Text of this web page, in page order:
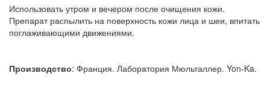
Использовать утром и вечером после очищения кожи.
Препарат распылить на поверхность кожи лица и шеи, впитать
поглаживающими движениями.
Производство: Франция. Лаборатория Мюльталлер. Yon-Ka.